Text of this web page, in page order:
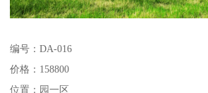
编号：DA-016
价格：158800
位置：园一区